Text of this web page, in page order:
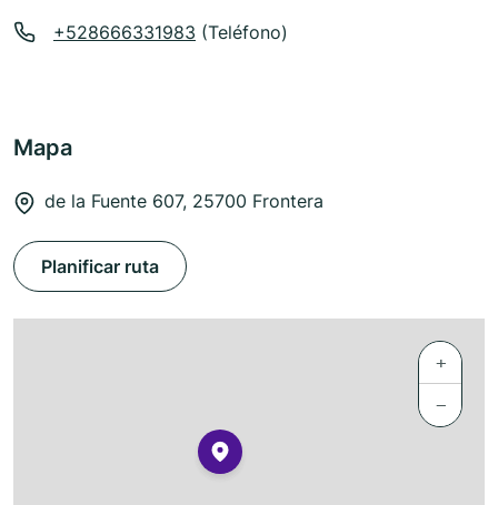
+528666331983 (Teléfono)
Mapa
de la Fuente 607, 25700 Frontera
Planificar ruta
+
−